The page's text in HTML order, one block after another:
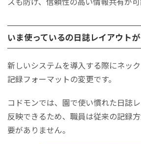
いま使っているの日誌レイアウト
新しいシステムを導入する際にネッ
記録フォーマットの変更です。
コドモンでは、園で使い慣れた日誌
反映できるため、職員は従来の記録
要がありません。